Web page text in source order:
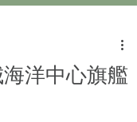
洋中心旗艦